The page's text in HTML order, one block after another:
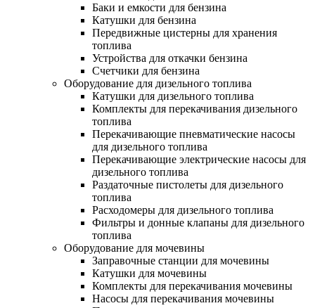
Баки и емкости для бензина
Катушки для бензина
Передвижные цистерны для хранения
топлива
Устройства для откачки бензина
Счетчики для бензина
Оборудование для дизельного топлива
Катушки для дизельного топлива
Комплекты для перекачивания дизельного
топлива
Перекачивающие пневматические насосы
для дизельного топлива
Перекачивающие электрические насосы для
дизельного топлива
Раздаточные пистолеты для дизельного
топлива
Расходомеры для дизельного топлива
Фильтры и донные клапаны для дизельного
топлива
Оборудование для мочевины
Заправочные станции для мочевины
Катушки для мочевины
Комплекты для перекачивания мочевины
Насосы для перекачивания мочевины